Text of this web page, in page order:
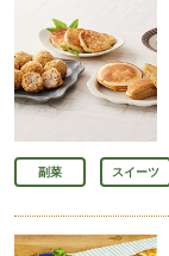
副菜 スイーツ